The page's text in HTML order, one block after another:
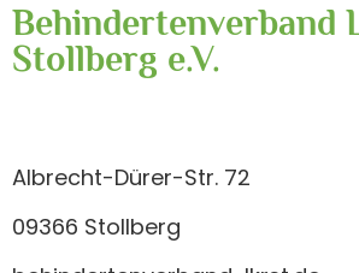
Behindertenverband
Stollberg e.V.
Albrecht-Dürer-Str. 72
09366 Stollberg